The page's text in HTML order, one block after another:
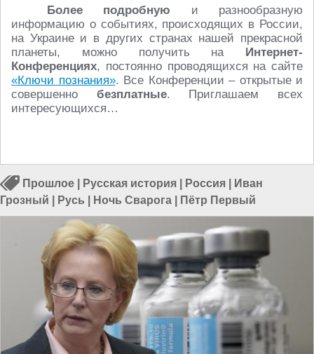
Более подробную и разнообразную
информацию о событиях, происходящих в России,
на Украине и в других странах нашей прекрасной
планеты, можно получить на Интернет-
Конференциях, постоянно проводящихся на сайте
«Ключи познания». Все Конференции – открытые и
совершенно безплатные. Приглашаем всех
интересующихся…
Прошлое Русская история Россия
Иван
Грозный
Русь Ночь Сварога Пётр Первый